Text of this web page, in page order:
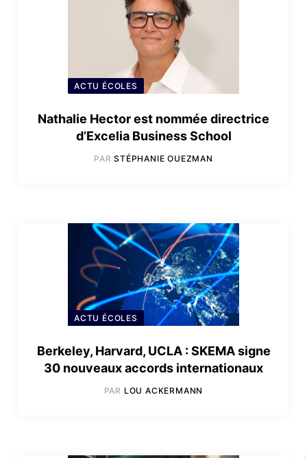
ACTU ÉCOLES
Nathalie Hector est nommée directrice
d’Excelia Business School
PARSTÉPHANIE OUEZMAN
ACTU ÉCOLES
Berkeley, Harvard, UCLA : SKEMA signe
30 nouveaux accords internationaux
PAR LOU ACKERMANN